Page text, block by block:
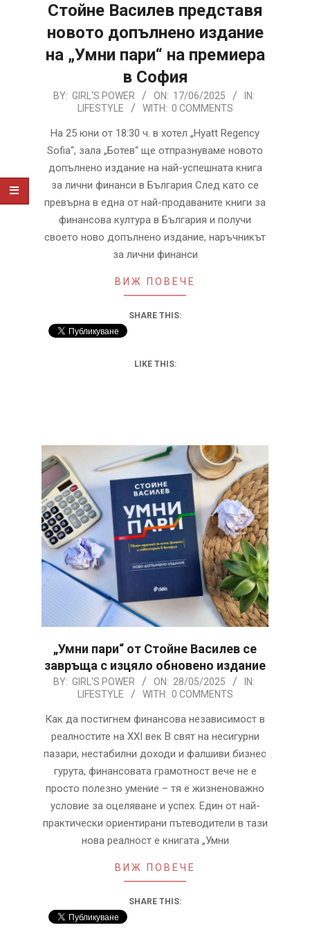
Стойне Василев представя
новото допълнено издание
на „Умни пари“ на премиера
в София
2025-
17
BY: GIRL'S POWER ON: 17/06/2025
IN:
LIFESTYLE
WITH: 0 COMMENTS
На 25 юни от 18:30 ч. в хотел „Hyatt Regency
Sofia“, зала „Ботев“ ще отпразнуваме новото
допълнено издание на най-успешната книга
за лични финанси в България След като се
превърна в една от най-продаваните книги за
финансова култура в България и получи
своето ново допълнено издание, наръчникът
за лични финанси
ВИЖ ПОВЕЧЕ
SHARE THIS:
LIKE THIS:
„Умни пари“ от Стойне Василев се
завръща с изцяло обновено издание
2025-
28
BY: GIRL'S POWER ON: 28/05/2025
IN:
LIFESTYLE
WITH: 0 COMMENTS
Как да постигнем финансова независимост в
реалностите на XXI век В свят на несигурни
пазари, нестабилни доходи и фалшиви бизнес
гурута, финансовата грамотност вече не е
просто полезно умение – тя е жизненоважно
условие за оцеляване и успех. Един от най-
практически ориентирани пътеводители в тази
нова реалност е книгата „Умни
ВИЖ ПОВЕЧЕ
SHARE THIS: